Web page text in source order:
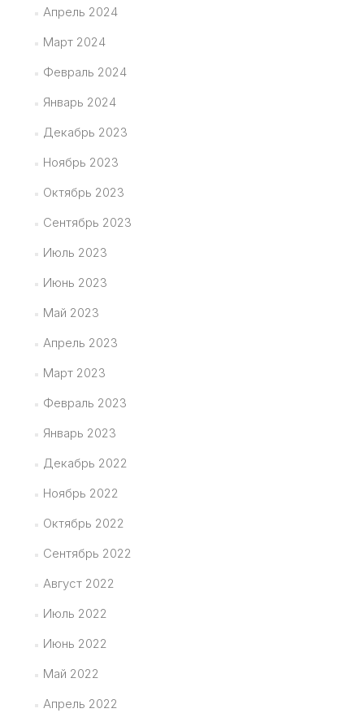
Апрель 2024
Март 2024
Февраль 2024
Январь 2024
Декабрь 2023
Ноябрь 2023
Октябрь 2023
Сентябрь 2023
Июль 2023
Июнь 2023
Май 2023
Апрель 2023
Март 2023
Февраль 2023
Январь 2023
Декабрь 2022
Ноябрь 2022
Октябрь 2022
Сентябрь 2022
Август 2022
Июль 2022
Июнь 2022
Май 2022
Апрель 2022